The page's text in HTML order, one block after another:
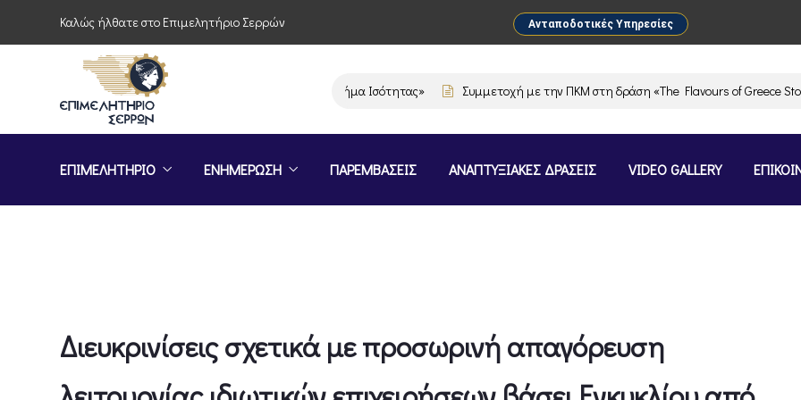
Καλώς ήλθατε στο Επιμελητήριο Σερρών Ανταποδοτικές Υπηρεσίες
Πρόσκληση συμμετοχής στο πρόγραμμα «Σήμα Ισότητας» Συμμετοχή με την ΠΚΜ στη δράση «The Flavours of Greece
ΕΠΙΜΕΛΗΤΗΡΙΟ ΕΝΗΜΕΡΩΣΗ ΠΑΡΕΜΒΑΣΕΙΣ ΑΝΑΠΤΥΞΙΑΚΕΣ ΔΡΑΣΕΙΣ VIDEO GALLERY
Διευκρινίσεις σχετικά με προσωρινή απαγόρευση